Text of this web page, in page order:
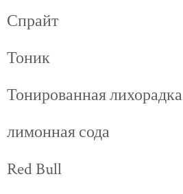
Спрайт
Тоник
Тонированная лихорадка
лимонная сода
Red Bull